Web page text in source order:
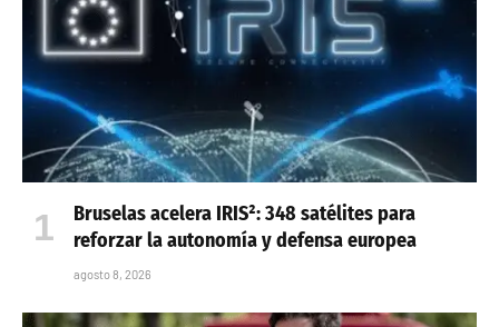
Bruselas acelera IRIS²: 348 satélites para
reforzar la autonomía y defensa europea
agosto 8, 2026